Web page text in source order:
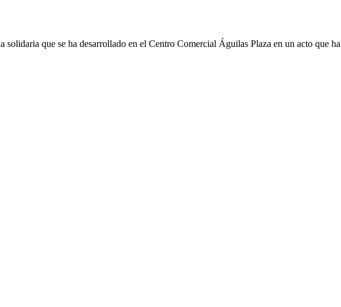
solidaria que se ha desarrollado en el Centro Comercial Águilas Plaza en un acto que